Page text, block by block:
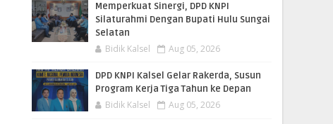
Memperkuat Sinergi, DPD KNPI
Silaturahmi Dengan Bupati Hulu Sungai
Selatan
Bidik Kalsel Aug 05, 2026
DPD KNPI Kalsel Gelar Rakerda, Susun
Program Kerja Tiga Tahun ke Depan
Bidik Kalsel Aug 05, 2026